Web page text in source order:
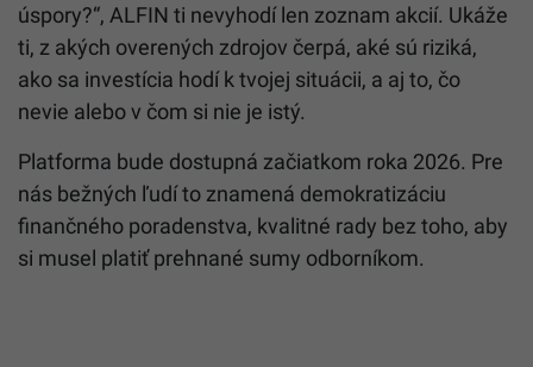
úspory?“, ALFIN ti nevyhodí len zoznam akcií. Ukáže
ti, z akých overených zdrojov čerpá, aké sú riziká,
ako sa investícia hodí k tvojej situácii, a aj to, čo
nevie alebo v čom si nie je istý.
Platforma bude dostupná začiatkom roka 2026. Pre
nás bežných ľudí to znamená demokratizáciu
finančného poradenstva, kvalitné rady bez toho, aby
si musel platiť prehnané sumy odborníkom.